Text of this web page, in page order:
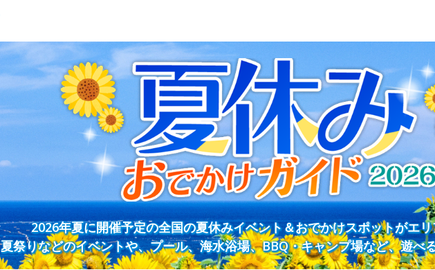
2026年夏に開催予定の全国の夏休みイベント＆おでかけスポットがエ
夏祭りなどのイベントや、プール、海水浴場、BBQ・キャンプ場など、遊べ